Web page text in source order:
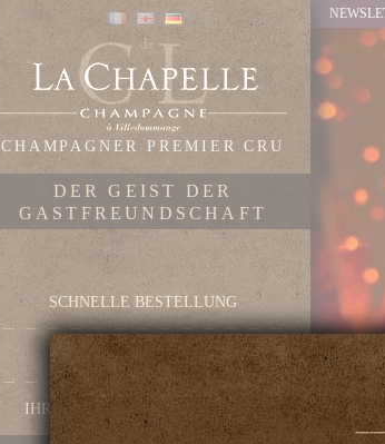
CHAMPAGNER PREMIER CRU
DER GEIST DER
GASTFREUNDSCHAFT
SCHNELLE BESTELLUNG
UNSER HAUS
IHRE LIEBLINGS-CHAMPAGNER